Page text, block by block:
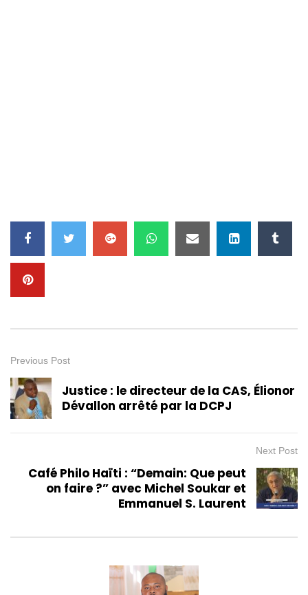
Previous Post
Justice : le directeur de la CAS, Élionor
Dévallon arrêté par la DCPJ
Next Post
Café Philo Haïti : “Demain: Que peut
on faire ?” avec Michel Soukar et
Emmanuel S. Laurent